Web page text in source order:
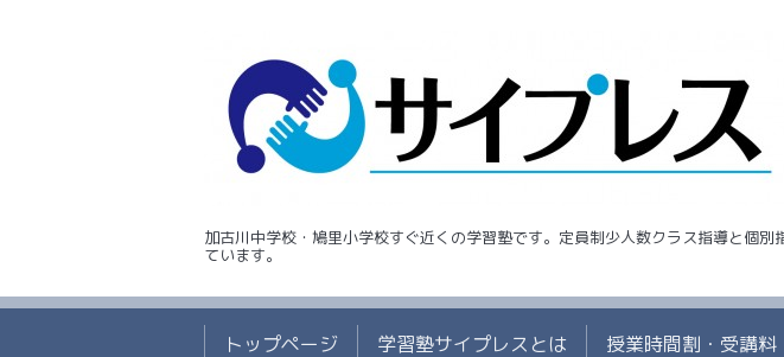
加古川中学校・鳩里小学校すぐ近くの学習塾です。定員制少人数クラス指導と個
ています。
トップページ 学習塾サイプレスとは 授業時間割・受講料